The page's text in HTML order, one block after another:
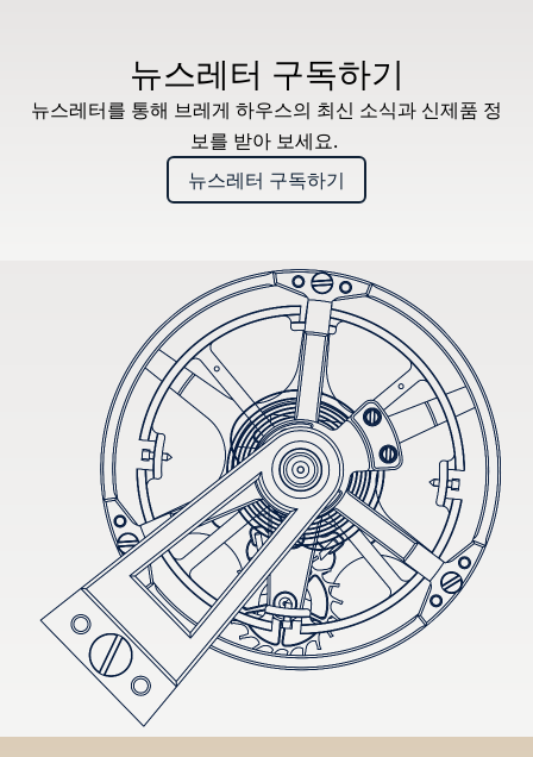
뉴스레터 구독하기
뉴스레터를 통해 브레게 하우스의 최신 소식과 신제품 정
보를 받아 보세요.
뉴스레터 구독하기